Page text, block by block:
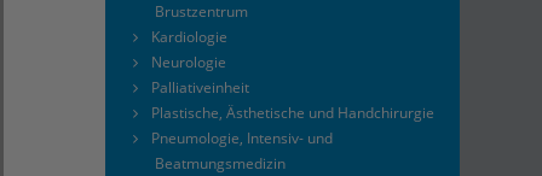
Brustzentrum
Kardiologie
Neurologie
Palliativeinheit
Plastische, Ästhetische und Handchirurgie
Pneumologie, Intensiv- und
Beatmungsmedizin